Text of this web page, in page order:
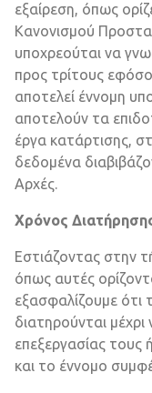
εξαίρεση, όπως
Κανονισμού
υποχρεούται να
προς τρίτους
αποτελεί έννομη
αποτελούν τα
έργα κατάρτισης,
δεδομένα
Αρχές.
Χρόνος
Εστιάζοντας στην
όπως αυτές
εξασφαλίζουμε
διατηρούνται
επεξεργασίας τους
και το έννομο